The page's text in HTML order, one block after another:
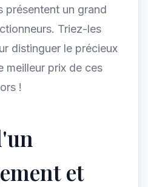
présentent un grand
Triez-les
distinguer le précieux
meilleur prix de ces
!
et